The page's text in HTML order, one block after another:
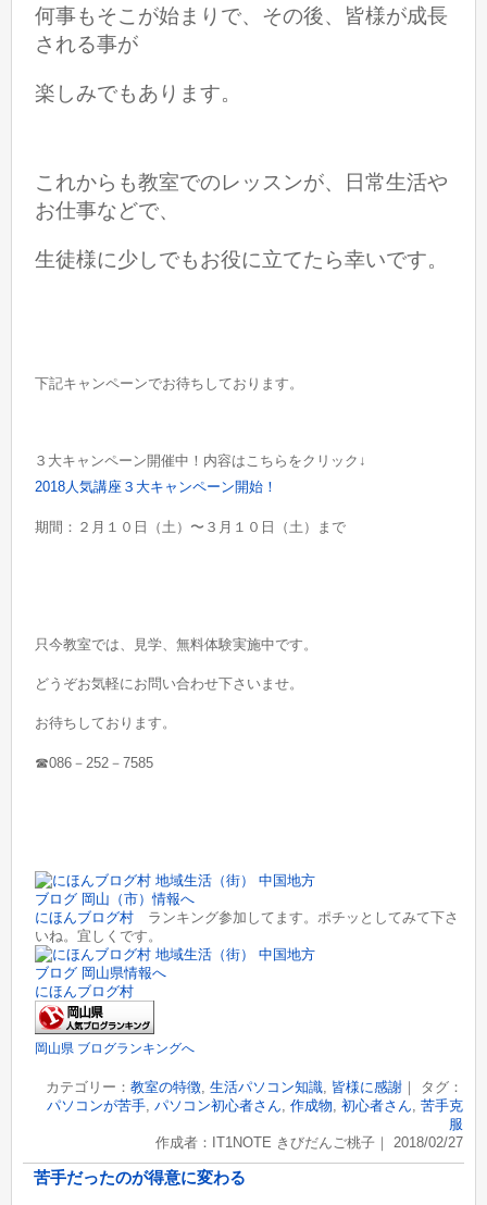
何事もそこが始まりで、その後、皆様が成長
される事が
楽しみでもあります。
これからも教室でのレッスンが、日常生活や
お仕事などで、
生徒様に少しでもお役に立てたら幸いです。
下記キャンペーンでお待ちしております。
３大キャンペーン開催中！内容はこちらをクリック↓
2018人気講座３大キャンペーン開始！
期間：２月１０日（土）〜３月１０日（土）まで
只今教室では、見学、無料体験実施中です。
どうぞお気軽にお問い合わせ下さいませ。
お待ちしております。
☎086－252－7585
にほんブログ村 ランキング参加してます。ポチッとしてみて下さ
いね。宜しくです。
にほんブログ村
岡山県 ブログランキングへ
カテゴリー： 教室の特徴, 生活パソコン知識, 皆様に感謝｜ タグ：
パソコンが苦手, パソコン初心者さん, 作成物, 初心者さん, 苦手克
服
作成者：IT1NOTE きびだんご桃子｜ 2018/02/27
苦手だったのが得意に変わる